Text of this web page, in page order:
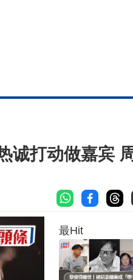
诚打动做嘉宾
最Hit